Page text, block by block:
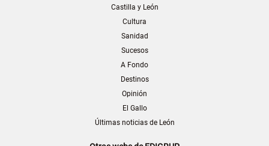
Castilla y León
Cultura
Sanidad
Sucesos
A Fondo
Destinos
Opinión
El Gallo
Últimas noticias de León